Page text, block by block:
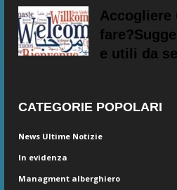
Accogliere
e utili da
CATEGORIE POPOLARI
News Ultime Notizie
In evidenza
Managment alberghiero